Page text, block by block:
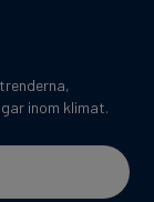
inom klimat.